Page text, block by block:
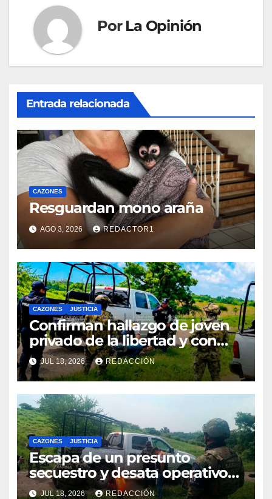
Por La Opinión
Entrada relacionada
CAZONES
Resguardan mono araña
AGO 3, 2026 REDACTOR1
CAZONES JUSTICIA
Confirman hallazgo de joven
privado de la libertad y con
huellas de violencia
JUL 18, 2026 REDACCIÓN
CAZONES JUSTICIA
Escapa de un presunto
secuestro y desata operativo
en Cazones
JUL 18, 2026 REDACCIÓN